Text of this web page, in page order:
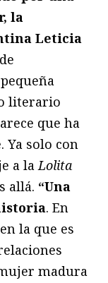
la
Leticia
literario
que ha
Ya solo con
a laLolita
allá. “Una
. En
la que es
madura